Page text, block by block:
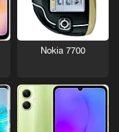
Nokia 7700